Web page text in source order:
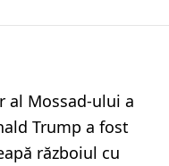
al Mossad-ului a
Trump a fost
războiul cu